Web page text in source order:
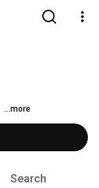
...more
Search